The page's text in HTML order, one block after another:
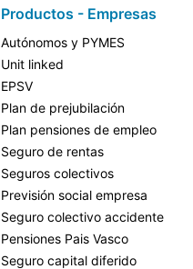
Productos - Empresas
Autónomos y PYMES
Unit linked
EPSV
Plan de prejubilación
Plan pensiones de empleo
Seguro de rentas
Seguros colectivos
Previsión social empresa
Seguro colectivo accidente
Pensiones Pais Vasco
Seguro capital diferido